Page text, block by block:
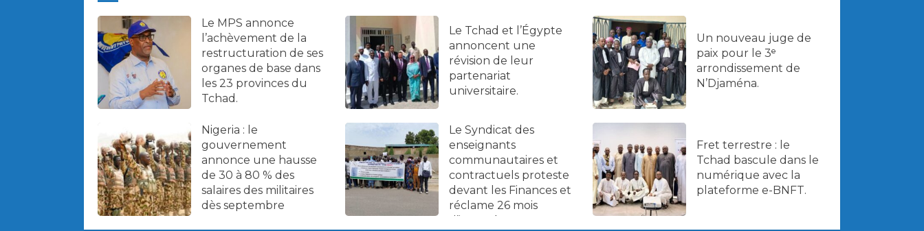
Le MPS annonce
l’achèvement de la
restructuration de ses
organes de base dans
les 23 provinces du
Tchad.
Le Tchad et l’Égypte
annoncent une
révision de leur
partenariat
universitaire.
Un nouveau juge de
paix pour le 3ᵉ
arrondissement de
N’Djaména.
Nigeria : le
gouvernement
annonce une hausse
de 30 à 80 % des
salaires des militaires
dès septembre
Le Syndicat des
enseignants
communautaires et
contractuels proteste
devant les Finances et
réclame 26 mois
d’impayés.
Fret terrestre : le
Tchad bascule dans le
numérique avec la
plateforme e-BNFT.